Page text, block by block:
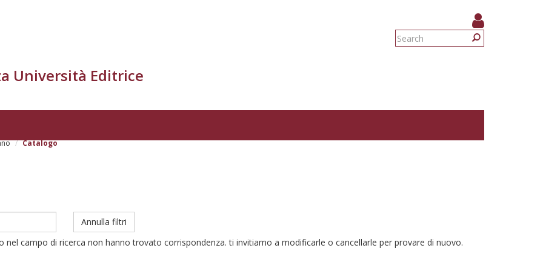
Search
Università Editrice
Catalogo
Annulla filtri
nel campo di ricerca non hanno trovato corrispondenza. ti invitiamo a modificarle o cancellarle per provare di nuovo.